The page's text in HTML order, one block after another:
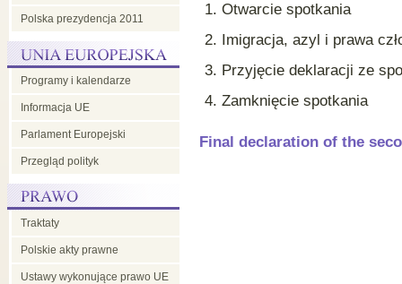
Polska prezydencja 2011
Programy i kalendarze
Informacja UE
Parlament Europejski
Przegląd polityk
Traktaty
Polskie akty prawne
Ustawy wykonujące prawo UE
Otwarcie spotkania
Imigracja, azyl i prawa
Przyjęcie deklaracji ze
Zamknięcie spotkania
Final declaration of the